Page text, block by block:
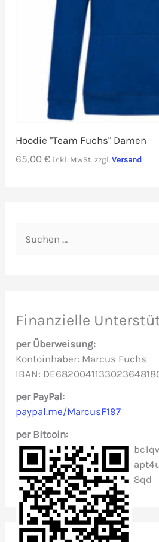
Hoodie "Team Fuchs" Damen
65,00€ inkl. MwSt. zzgl.Versand
e
n
a
c
h
:
Finanzielle
per Überweisung:
Kontoinhaber: Marcus Fuchs
IBAN:
per PayPal:
paypal.me/MarcusF197
per Bitcoin:
8qd